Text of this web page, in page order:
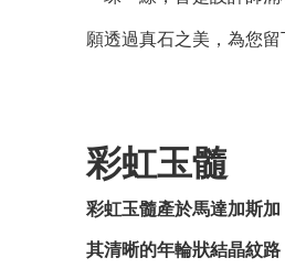
願透過真石之美，為您留
彩虹玉髓
彩虹玉髓產於馬達加斯加
其清晰的年輪狀結晶紋路